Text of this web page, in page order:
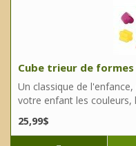
Cube trieur de
Un classique de
votre enfant les couleurs,
25,99$